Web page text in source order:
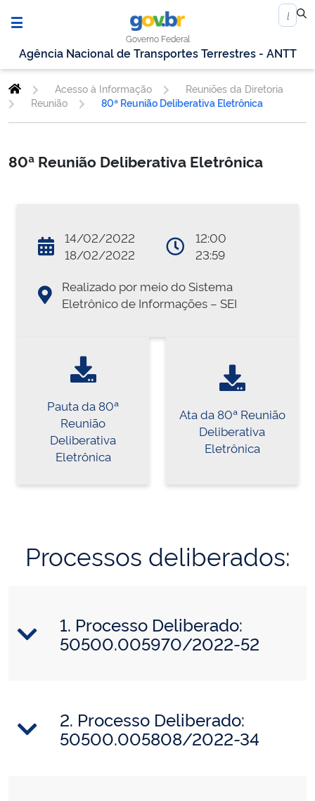
Governo Federal
Agência Nacional de Transportes Terrestres - ANTT
Acesso à Informação
Reuniões da Diretoria
Reunião
80ª Reunião Deliberativa Eletrônica
80ª Reunião Deliberativa Eletrônica
14/02/2022
18/02/2022
12:00
23:59
Realizado por meio do Sistema
Eletrônico de Informações – SEI
Pauta da 80ª
Reunião
Deliberativa
Eletrônica
Ata da 80ª Reunião
Deliberativa
Eletrônica
Processos deliberados:
1. Processo Deliberado:
50500.005970/2022-52
2. Processo Deliberado:
50500.005808/2022-34